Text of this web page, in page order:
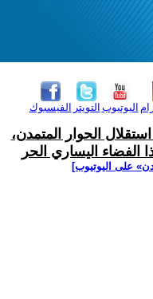
الفيسبوك التويتر اليوتيوب
الحوار المتمدن،
اليساري الحر
على اليوتيوب]